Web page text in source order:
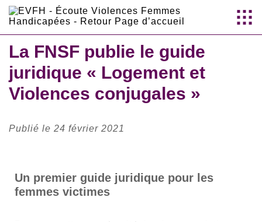
principal
La FNSF publie le guide
juridique « Logement et
Violences conjugales »
Publié le 24 février 2021
Un premier guide juridique pour les
femmes victimes